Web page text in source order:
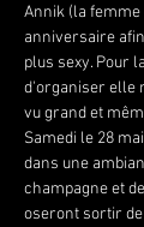
Annik (la femme
anniversaire
plus sexy. Pour
d'organiser elle
vu grand et
Samedi le 28
dans une
champagne et
oseront sortir